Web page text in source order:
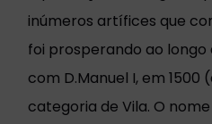
inúmeros artífices que
foi prosperando ao longo
com D.Manuel I, em 1500
categoria de Vila. O